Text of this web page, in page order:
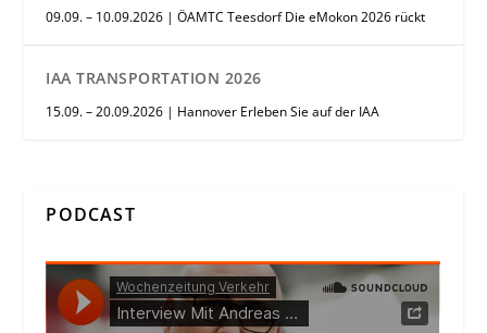
09.09. – 10.09.2026 | ÖAMTC Teesdorf Die eMokon 2026 rückt
IAA TRANSPORTATION 2026
15.09. – 20.09.2026 | Hannover Erleben Sie auf der IAA
PODCAST